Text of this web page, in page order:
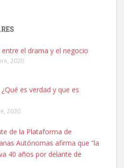
MESA Y LOPEZ
CON MICROCHIP PERDIDO HOY
ES MUY ASUSTADIZO
6.7.2025
entre el drama y el negocio
2020
es verdad y que es
2020
de la Plataforma de
Autónomas afirma que “la
40 años por delante de